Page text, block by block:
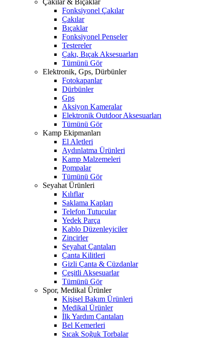
Çakılar & Bıçaklar
Fonksiyonel Çakılar
Çakılar
Bıçaklar
Fonksiyonel Penseler
Testereler
Çakı, Bıçak Aksesuarları
Tümünü Gör
Elektronik, Gps, Dürbünler
Fotokapanlar
Dürbünler
Gps
Aksiyon Kameralar
Elektronik Outdoor Aksesuarları
Tümünü Gör
Kamp Ekipmanları
El Aletleri
Aydınlatma Ürünleri
Kamp Malzemeleri
Pompalar
Tümünü Gör
Seyahat Ürünleri
Kılıflar
Saklama Kapları
Telefon Tutucular
Yedek Parça
Kablo Düzenleyiciler
Zincirler
Seyahat Çantaları
Çanta Kilitleri
Gizli Çanta & Cüzdanlar
Çeşitli Aksesuarlar
Tümünü Gör
Spor, Medikal Ürünler
Kişisel Bakım Ürünleri
Medikal Ürünler
İlk Yardım Çantaları
Bel Kemerleri
Sıcak Soğuk Torbalar